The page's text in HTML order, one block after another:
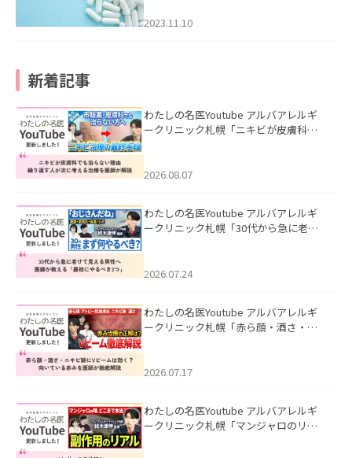
2023.11.10
新着記事
わたしの名医Youtube アルバアレルギ
ークリニック札幌「ニキビが皮膚科で
ました。
2026.08.07
わたしの名医Youtube アルバアレルギ
ークリニック札幌「30代から急に老け
た。
2026.07.24
わたしの名医Youtube アルバアレルギ
ークリニック札幌「赤ら顔・酒さ・ニ
した。
2026.07.17
わたしの名医Youtube アルバアレルギ
ークリニック札幌「マンジャロのリア